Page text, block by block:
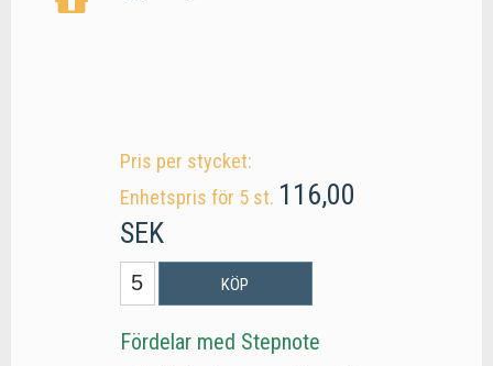
Pris per stycket:
Enhetspris för 5 st. 116,00
SEK
KÖP
Fördelar med Stepnote